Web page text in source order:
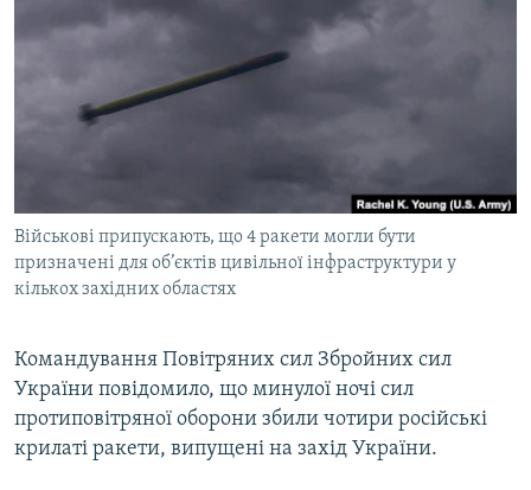
ВСЕ ЗА ДЕНЬ
ДЕПОРТАЦІЯ
УКРАЇНСЬКА ПРОБЛЕМА КРИМУ
ІНФОГРАФІКА
ЯК ОБІЙТИ БЛОКУВАННЯ
Qırımtatar
ДОЛУЧАЙСЯ!
Усі сайти RFE/RL
Військові припускають, що 4 ракети могли бути
призначені для об’єктів цивільної інфраструктури у
кількох західних областях
Командування Повітряних сил Збройних сил
України повідомило, що минулої ночі сил
протиповітряної оборони збили чотири російські
крилаті ракети, випущені на захід України.